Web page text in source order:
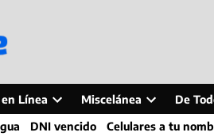
Línea
Open
dropdown
Miscelánea
Open
dropdown
De
DNI vencido Celulares a tu